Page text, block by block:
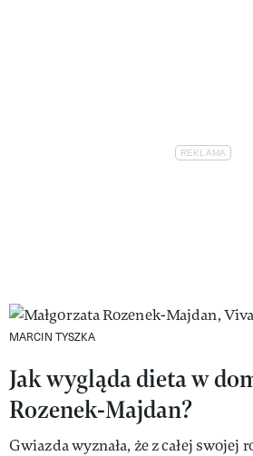
MARCIN TYSZKA
Jak wygląda dieta w
Rozenek-Majdan?
Gwiazda wyznała, że z całej swojej